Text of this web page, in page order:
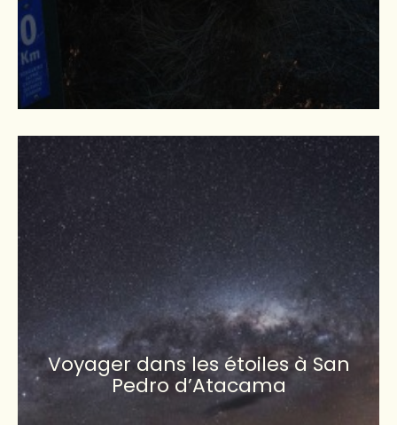
Voyager dans les étoiles à San
Pedro d’Atacama